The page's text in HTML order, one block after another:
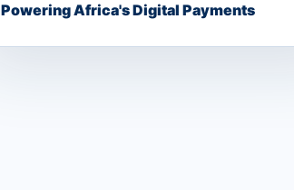
Powering Africa's Digital Payments